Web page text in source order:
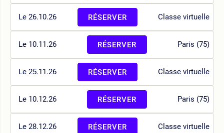
Le 26.10.26 Classe virtuelle
RÉSERVER
Le 10.11.26 Paris (75)
RÉSERVER
Le 25.11.26 Classe virtuelle
RÉSERVER
Le 10.12.26 Paris (75)
RÉSERVER
Le 28.12.26 Classe virtuelle
RÉSERVER